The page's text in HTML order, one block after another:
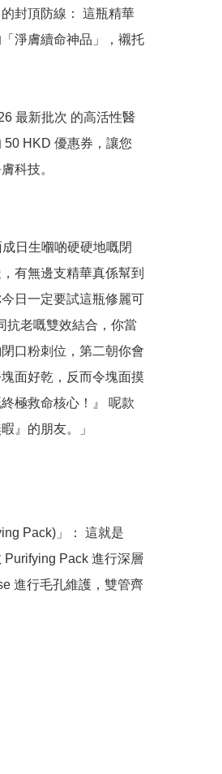
封頂防線： 這瓶精華
淨膚續命神品」，襯托
最新批次 的高活性醫
HKD 優惠券，讓您
科技。
日生嗰啲硬硬地嘅閉
有無邊支精華真係幫到
日一定要試這瓶修麗可
抗老嘅雙效結合，你當
口粉刺位，第二朝你會
面好乾，反而令塊面摸
極救命核心！』 呢款
』的朋友。」
Pack)」： 這就是
Purifying Pack 進行深層
進行毛孔維護，雙管齊